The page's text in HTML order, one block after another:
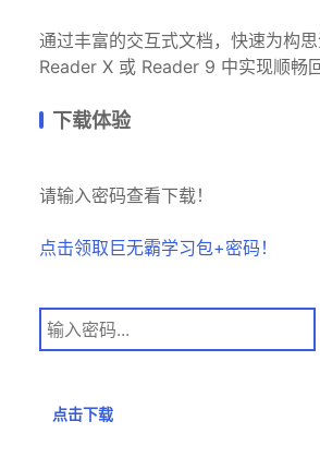
通过丰富的交互式文档，快速为构
Reader X 或 Reader 9 中实现顺畅回
下载体验
请输入密码查看下载！
点击领取巨无霸学习包+密码！
点击下载